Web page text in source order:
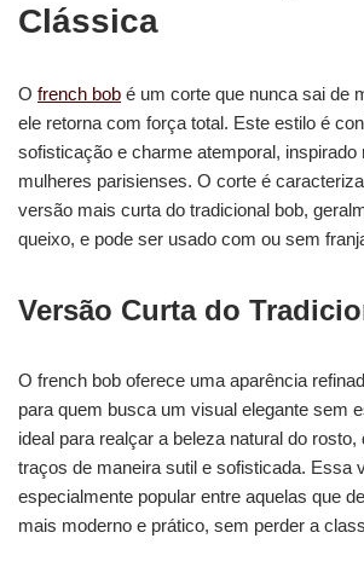
Clássica
O french bob é um corte que nunca sai de
ele retorna com força total. Este estilo é
sofisticação e charme atemporal, inspirado
mulheres parisienses. O corte é
versão mais curta do tradicional bob,
queixo, e pode ser usado com ou sem
Versão Curta do
O french bob oferece uma aparência
para quem busca um visual elegante sem
ideal para realçar a beleza natural do rosto,
traços de maneira sutil e sofisticada. Essa
especialmente popular entre aquelas que
mais moderno e prático, sem perder a